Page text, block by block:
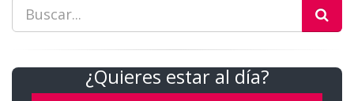
¿Quieres estar al día?